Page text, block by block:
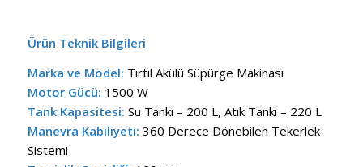
Ürün Teknik Bilgileri
Marka ve Model: Tırtıl Akülü Süpürge Makinası
Motor Gücü: 1500 W
Tank Kapasitesi: Su Tankı – 200 L, Atık Tankı – 220 L
Manevra Kabiliyeti: 360 Derece Dönebilen Tekerlek
Sistemi